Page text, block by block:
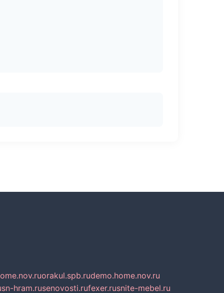
orakul.spb.rudemo.home.nov.ru
sn-hram.rusenovosti.rufexer.rusnite-mebel.ru